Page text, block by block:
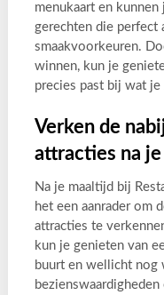
menukaart en
gerechten die perfect
smaakvoorkeuren.
winnen, kun je
precies past bij wat je
Verken de
attracties na
Na je maaltijd bij
het een aanrader om
attracties te
kun je genieten van
buurt en wellicht nog